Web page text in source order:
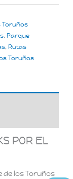
Toruños
,Parque
,Rutas
Toruños
POR EL
de los Toruños